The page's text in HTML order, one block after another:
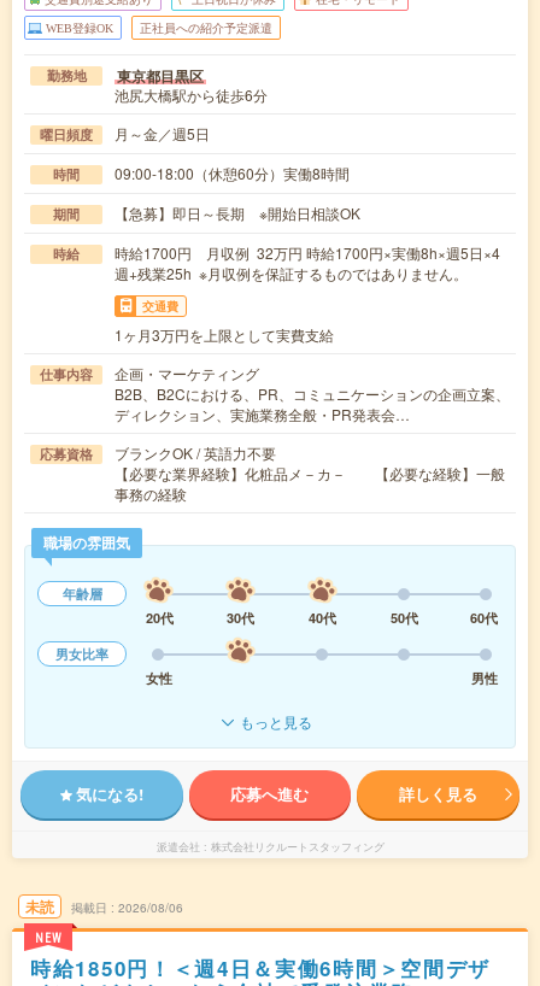
WEB登録OK 正社員への紹介予定派遣
勤務地 東京都目黒区
池尻大橋駅から徒歩6分
曜日頻度 月～金／週5日
時間 09:00-18:00（休憩60分）実働8時間
期間 【急募】即日～長期 ※開始日相談OK
時給
時給1700円 月収例 32万円 時給1700円×実働8h×週5日×4
週+残業25h ※月収例を保証するものではありません。
交通費
1ヶ月3万円を上限として実費支給
仕事内容
企画・マーケティング
B2B、B2Cにおける、PR、コミュニケーションの企画立案、
ディレクション、実施業務全般・PR発表会…
応募資格
ブランクOK / 英語力不要
【必要な業界経験】化粧品メ－カ－ 【必要な経験】一般
事務の経験
職場の雰囲気
年齢層
20代
30代 40代 50代
60代
男女比率
女性
男性
もっと見る
気になる! 応募へ進む 詳しく見る
派遣会社 株式会社リクルートスタッフィング
未読
NEW
掲載日 2026/08/06
時給1850円！＜週4日＆実働6時間＞空間デザ